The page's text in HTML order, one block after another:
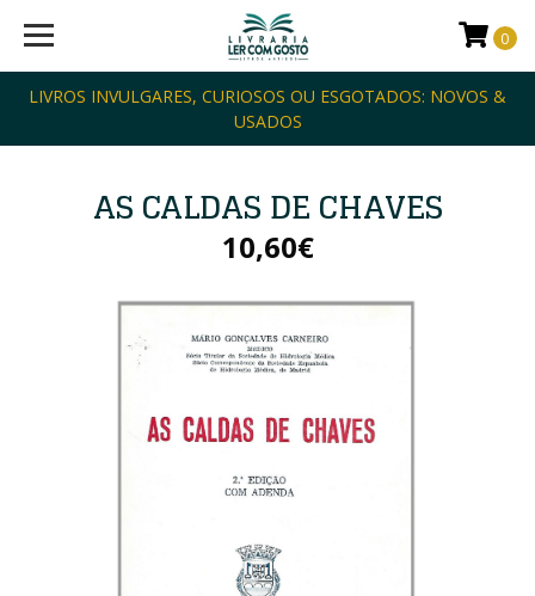
LIVROS INVULGARES, CURIOSOS OU ESGOTADOS: NOVOS &
USADOS
0
AS CALDAS DE CHAVES
10,60€